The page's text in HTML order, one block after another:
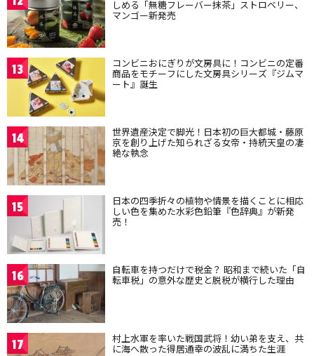
しめる「無糖フレーバー抹茶」ストロベリー、
マンゴー新発売
13 コンビニおにぎりが文房具に！コンビニの定番
商品をモチーフにした文房具シリーズ『ジムマ
ート』誕生
14 世界遺産決定で脚光！日本初の巨大都城・藤原
京を創り上げた知られざる女帝・持統天皇の凄
絶な執念
15 日本の四季折々の植物や情景を描くことに相応
しい色を集めた水彩色鉛筆『色辞典』が新発
売！
16 自転車を持つだけで税金？ 昭和まで続いた「自
転車税」の意外な歴史と脱税が横行した理由
17 村上水軍を率いた戦国武将！幼い弟を支え、共
に海へ散った得居通幸の波乱に満ちた生涯